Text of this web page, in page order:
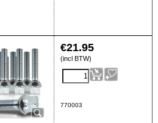
€21.95
(incl BTW)
770003